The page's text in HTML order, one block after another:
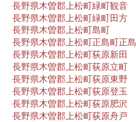
長野県木曽郡上松町緑町観音
長野県木曽郡上松町緑町田方
長野県木曽郡上松町島町
長野県木曽郡上松町正島町正島
長野県木曽郡上松町荻原新田
長野県木曽郡上松町荻原立町
長野県木曽郡上松町荻原東野
長野県木曽郡上松町荻原登玉
長野県木曽郡上松町荻原肥沢
長野県木曽郡上松町荻原舟戸